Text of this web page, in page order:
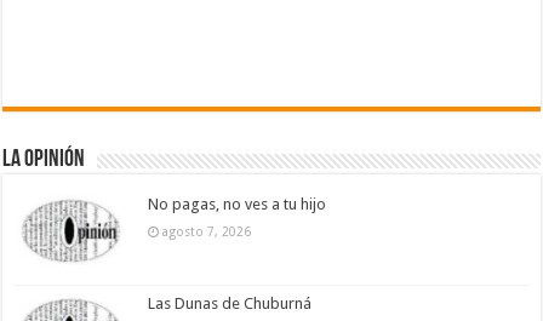
La Opinión
No pagas, no ves a tu hijo
agosto 7, 2026
Las Dunas de Chuburná